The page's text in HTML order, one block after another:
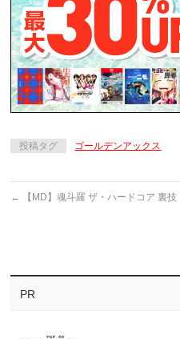
投稿タグ ゴールデンアックス
← 【MD】魂斗羅 ザ・ハードコア 裏技
PR